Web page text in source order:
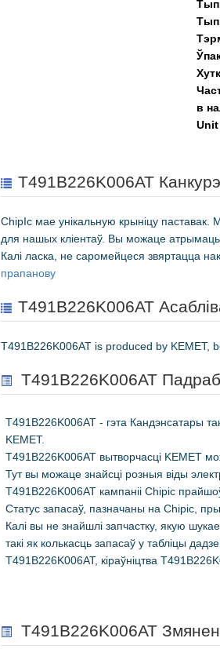
Тып
в
T491B226K006AT
ChipIc мае унікальную крыніцу
для нашых кліентаў. Вы можаце
Калі ласка, не саромейцеся звяртацца
прапанову
T491B226K006AT
T491B226K006AT is produced by KEMET,
T491B226K006AT
T491B226K006AT - гэта Кандэнсатары
KEMET.
T491B226K006AT вытворчасці KEMET
Тут вы можаце знайсці розныя віды
T491B226K006AT кампаніі Chipic
Статус запасаў, пазначаны на Chipic,
Калі вы не знайшлі запчастку, якую
такі як колькасць запасаў у табліцы
T491B226K006AT, кіраўніцтва
T491B226K006AT